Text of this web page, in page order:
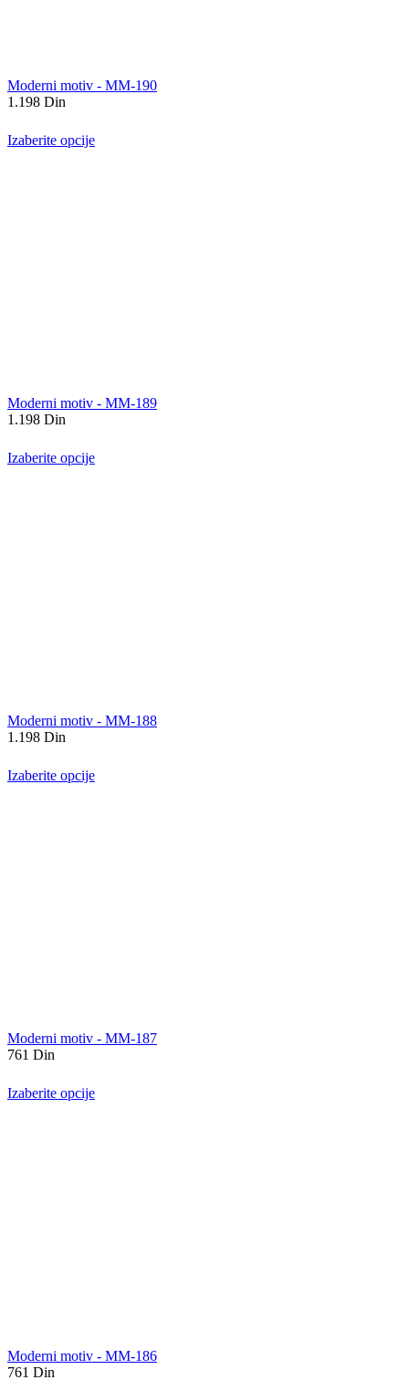
Moderni motiv - MM-190
1.198 Din
Izaberite opcije
Moderni motiv - MM-189
1.198 Din
Izaberite opcije
Moderni motiv - MM-188
1.198 Din
Izaberite opcije
Moderni motiv - MM-187
761 Din
Izaberite opcije
Moderni motiv - MM-186
761 Din